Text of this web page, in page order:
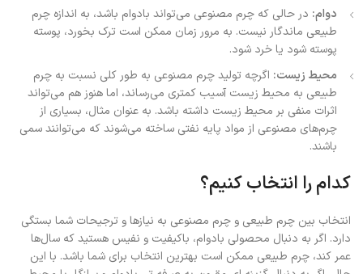
دوام: در حالی که چرم مصنوعی می‌تواند بادوام باشد، به اندازه چرم
طبیعی ماندگار نیست. به مرور زمان ممکن است ترک بخورد، پوسته
پوسته شود یا خرد شود.
محیط زیست: اگرچه تولید چرم مصنوعی به طور کلی نسبت به چرم
طبیعی به محیط زیست آسیب کمتری می‌رساند، اما هنوز هم می‌تواند
اثرات منفی بر محیط زیست داشته باشد. به عنوان مثال، بسیاری از
چرم‌های مصنوعی از مواد پایه نفتی ساخته می‌شوند که می‌توانند سمی
باشند.
کدام را انتخاب کنیم؟
انتخاب بین چرم طبیعی و چرم مصنوعی به نیازها و ترجیحات شما بستگی
دارد. اگر به دنبال محصولی بادوام، باکیفیت و نفیس هستید که سال‌ها
عمر کند، چرم طبیعی ممکن است بهترین انتخاب برای شما باشد. با این